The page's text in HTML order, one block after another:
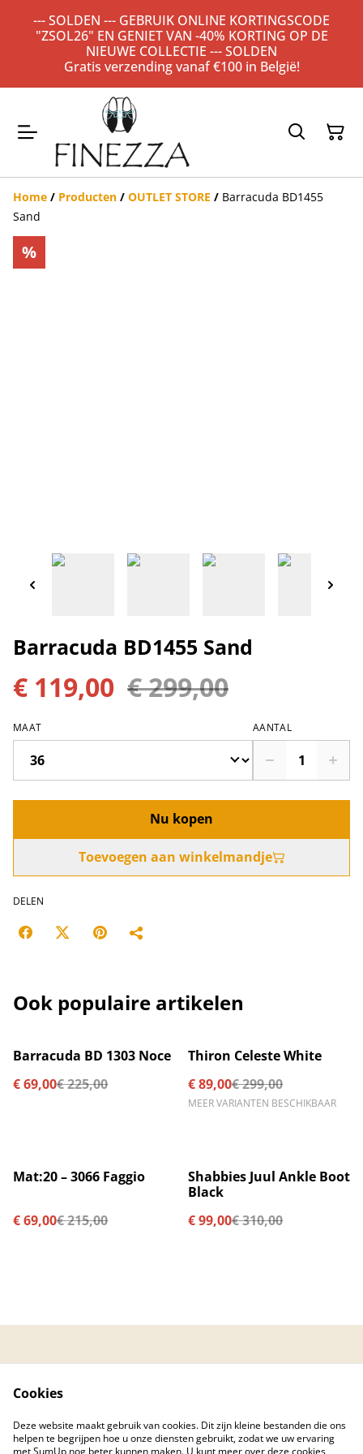
--- SOLDEN --- GEBRUIK ONLINE KORTINGSCODE
"ZSOL26" EN GENIET VAN -40% KORTING OP DE
NIEUWE COLLECTIE --- SOLDEN
Gratis verzending vanaf €100 in België!
Home / Producten / OUTLET STORE / Barracuda BD1455
Sand
%
Barracuda BD1455 Sand
€ 119,00 € 299,00
MAAT AANTAL
Nu kopen
Toevoegen aan winkelmandje
DELEN
Ook populaire artikelen
%
Barracuda BD 1303 Noce
€ 69,00€ 225,00
%
Thiron Celeste White
€ 89,00€ 299,00
MEER VARIANTEN BESCHIKBAAR
%
Mat:20 – 3066 Faggio
€ 69,00€ 215,00
%
Shabbies Juul Ankle Boot
Black
€ 99,00€ 310,00
Created by © 2026
PC Care Center
Cookies
Deze website maakt gebruik van cookies. Dit zijn kleine bestanden die ons
helpen te begrijpen hoe u onze diensten gebruikt, zodat we uw ervaring
met SumUp nog beter kunnen maken. U kunt meer over deze cookies